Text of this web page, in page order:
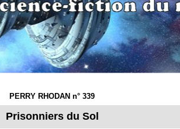
PERRY RHODAN n° 339
Prisonniers du Sol